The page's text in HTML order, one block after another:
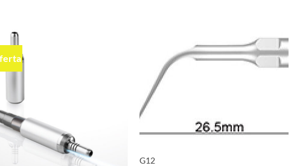
Aggiungi
alla lista
G12